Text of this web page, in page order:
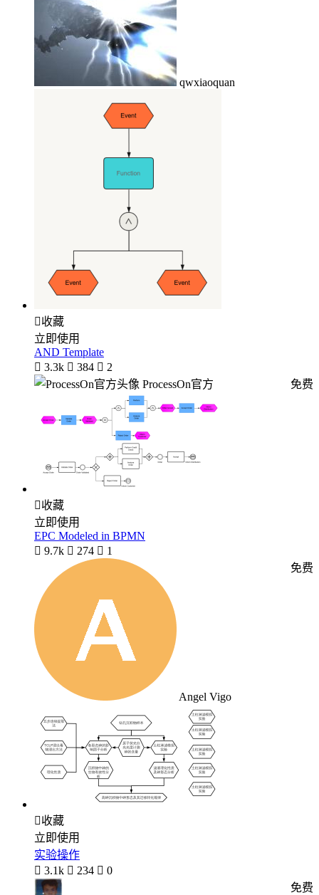
qwxiaoquan
收藏
立即使用
AND Template
 3.3k  384  2
ProcessOn官方
免费
收藏
立即使用
EPC Modeled in BPMN
 9.7k  274  1
Angel Vigo
免费
收藏
立即使用
实验操作
 3.1k  234  0
免费